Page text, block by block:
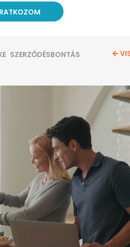
SZERZŐDÉSBONTÁS